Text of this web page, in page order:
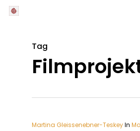
Skip
Tag
Martina Gleissenebner-TeskeyIn